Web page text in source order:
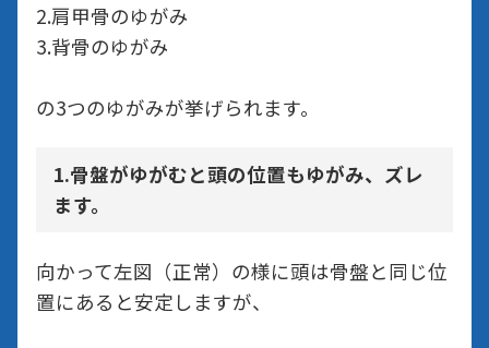
2.肩甲骨のゆがみ
3.背骨のゆがみ
の3つのゆがみが挙げられます。
1.骨盤がゆがむと頭の位置もゆがみ、ズレ
ます。
向かって左図（正常）の様に頭は骨盤と同じ位
置にあると安定しますが、